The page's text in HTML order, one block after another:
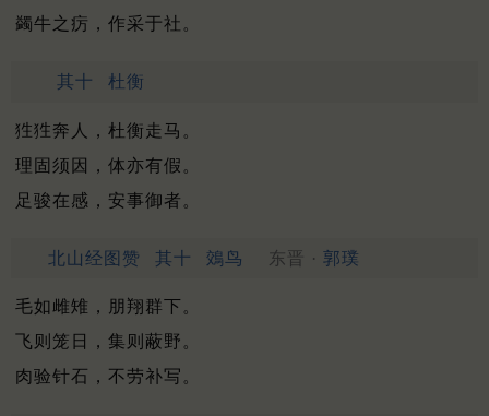
蠲牛之疠，作采于社。
其十 杜衡
狌狌奔人，杜衡走马。
理固须因，体亦有假。
足骏在感，安事御者。
北山经图赞 其十 鵁鸟 东晋 · 郭璞
毛如雌雉，朋翔群下。
飞则笼日，集则蔽野。
肉验针石，不劳补写。